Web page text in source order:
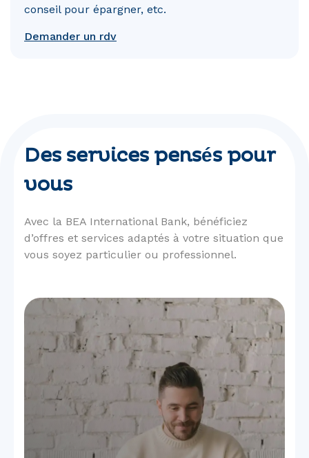
conseil pour épargner, etc.
Demander un rdv
Des services pensés pour
vous
Avec la BEA International Bank, bénéficiez
d’offres et services adaptés à votre situation que
vous soyez particulier ou professionnel.